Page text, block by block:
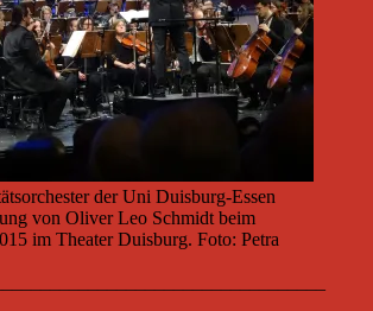
der Uni Duisburg-Essen
von Oliver Leo Schmidt beim
im Theater Duisburg. Foto: Petra